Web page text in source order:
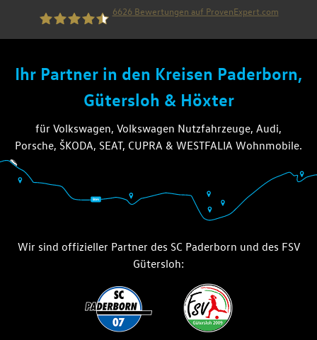
6626 Bewertungen auf ProvenExpert.com
Ihr Partner in den Kreisen Paderborn,
Gütersloh & Höxter
für Volkswagen, Volkswagen Nutzfahrzeuge, Audi,
Porsche, ŠKODA, SEAT, CUPRA & WESTFALIA Wohnmobile.
Wir sind offizieller Partner des SC Paderborn und des FSV
Gütersloh: